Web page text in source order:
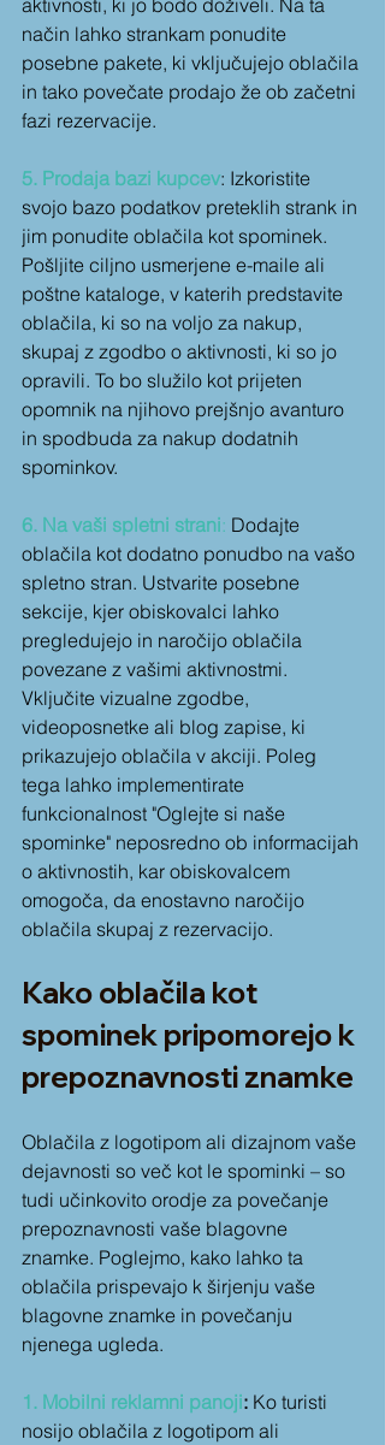
način lahko strankam ponudite
posebne pakete, ki vključujejo oblačila
in tako povečate prodajo že ob začetni
fazi rezervacije.
5. Prodaja bazi kupcev: Izkoristite
svojo bazo podatkov preteklih strank in
jim ponudite oblačila kot spominek.
Pošljite ciljno usmerjene e-maile ali
poštne kataloge, v katerih predstavite
oblačila, ki so na voljo za nakup,
skupaj z zgodbo o aktivnosti, ki so jo
opravili. To bo služilo kot prijeten
opomnik na njihovo prejšnjo avanturo
in spodbuda za nakup dodatnih
spominkov.
6. Na vaši spletni strani: Dodajte
oblačila kot dodatno ponudbo na vašo
spletno stran. Ustvarite posebne
sekcije, kjer obiskovalci lahko
pregledujejo in naročijo oblačila
povezane z vašimi aktivnostmi.
Vključite vizualne zgodbe,
videoposnetke ali blog zapise, ki
prikazujejo oblačila v akciji. Poleg
tega lahko implementirate
funkcionalnost "Oglejte si naše
spominke" neposredno ob informacijah
o aktivnostih, kar obiskovalcem
omogoča, da enostavno naročijo
oblačila skupaj z rezervacijo.
Kako oblačila kot
spominek pripomorejo k
prepoznavnosti znamke
Oblačila z logotipom ali dizajnom vaše
dejavnosti so več kot le spominki – so
tudi učinkovito orodje za povečanje
prepoznavnosti vaše blagovne
znamke. Poglejmo, kako lahko ta
oblačila prispevajo k širjenju vaše
blagovne znamke in povečanju
njenega ugleda.
1. Mobilni reklamni panoji: Ko turisti
nosijo oblačila z logotipom ali